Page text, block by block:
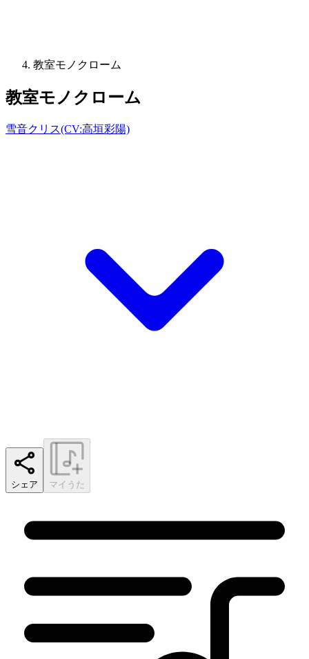
教室モノクローム
教室モノクローム
雪音クリス(CV:高垣彩陽)
シェア マイうた